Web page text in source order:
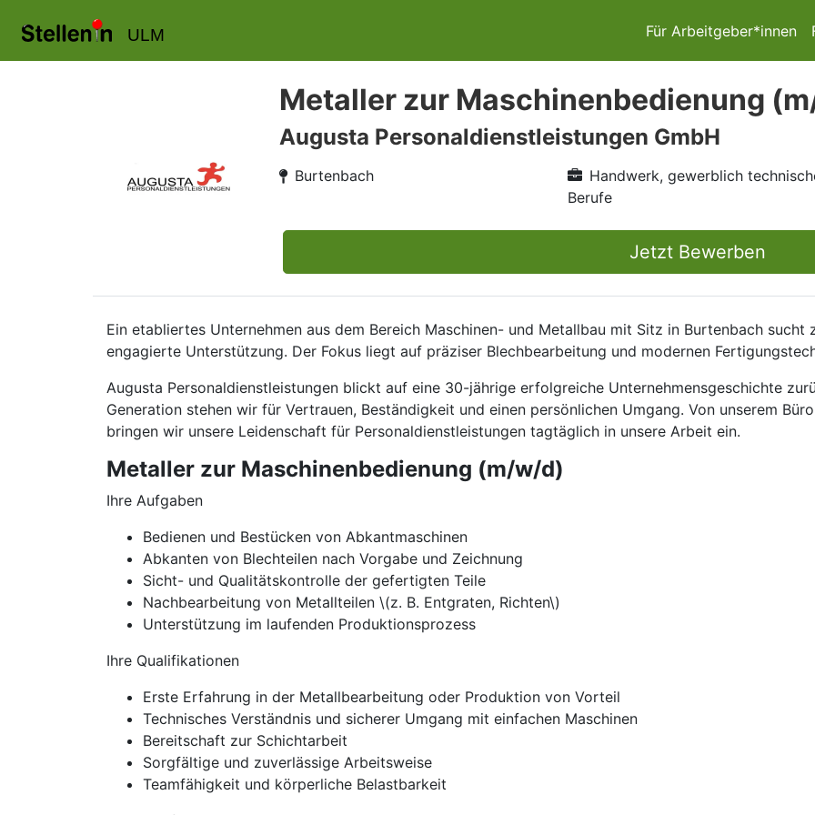
ULM Für Arbeitgeber*innen
Metaller zur Maschinenbedienung
Augusta Personaldienstleistungen GmbH
Burtenbach
Handwerk, gewerblich
Berufe
Jetzt Bewerben
Ein etabliertes Unternehmen aus dem Bereich Maschinen- und Metallbau mit Sitz in Burtenbach sucht
engagierte Unterstützung. Der Fokus liegt auf präziser Blechbearbeitung und modernen
Augusta Personaldienstleistungen blickt auf eine 30-jährige erfolgreiche Unternehmensgeschichte
Generation stehen wir für Vertrauen, Beständigkeit und einen persönlichen Umgang. Von unserem
bringen wir unsere Leidenschaft für Personaldienstleistungen tagtäglich in unsere Arbeit ein.
Metaller zur Maschinenbedienung (m/w/d)
Ihre Aufgaben
Bedienen und Bestücken von Abkantmaschinen
Abkanten von Blechteilen nach Vorgabe und Zeichnung
Sicht- und Qualitätskontrolle der gefertigten Teile
Nachbearbeitung von Metallteilen \(z. B. Entgraten, Richten\)
Unterstützung im laufenden Produktionsprozess
Ihre Qualifikationen
Erste Erfahrung in der Metallbearbeitung oder Produktion von Vorteil
Technisches Verständnis und sicherer Umgang mit einfachen Maschinen
Bereitschaft zur Schichtarbeit
Sorgfältige und zuverlässige Arbeitsweise
Teamfähigkeit und körperliche Belastbarkeit